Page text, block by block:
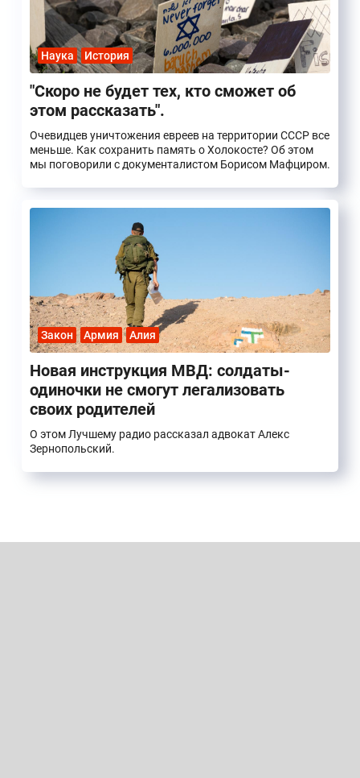
Наука История
"Скоро не будет тех, кто сможет об
этом рассказать".
Очевидцев уничтожения евреев на территории СССР все
меньше. Как сохранить память о Холокосте? Об этом
мы поговорили с документалистом Борисом Мафциром.
Закон Армия Алия
Новая инструкция МВД: солдаты-
одиночки не смогут легализовать
своих родителей
О этом Лучшему радио рассказал адвокат Алекс
Зернопольский.